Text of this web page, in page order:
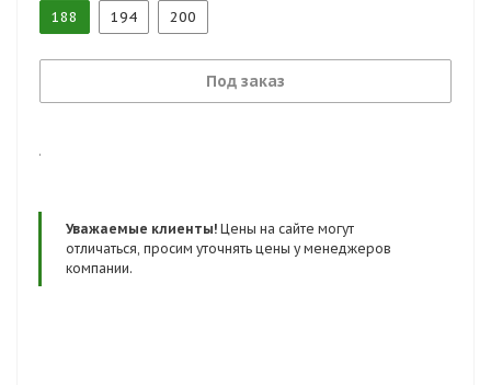
работе.
188 194 200
Под заказ
.
Уважаемые клиенты! Цены на сайте могут
отличаться, просим уточнять цены у менеджеров
компании.